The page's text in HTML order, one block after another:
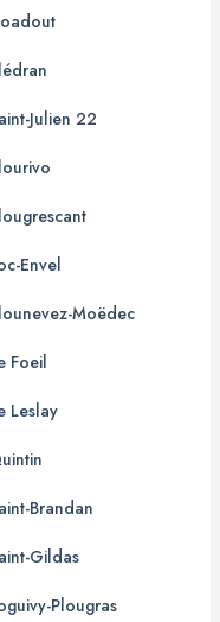
Julien 22
Envel
Moëdec
Foeil
Leslay
Brandan
Gildas
Plougras